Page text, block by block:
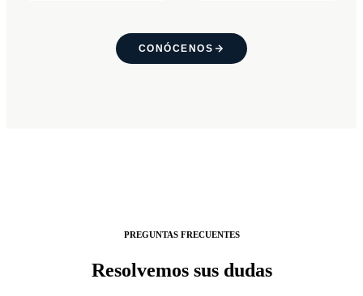
CONÓCENOS
PREGUNTAS FRECUENTES
Resolvemos sus dudas